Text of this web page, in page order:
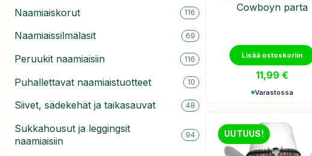
Naamiaiskorut 116
Naamiaissilmälasit 69
Peruukit naamiaisiin 116
Puhallettavat naamiaistuotteet 10
Siivet, sädekehät ja taikasauvat 48
Sukkahousut ja leggingsit
naamiaisiin
94
Cowboyn parta
Lisää ostoskoriin
11,99 €
Varastossa
UUTUUS!